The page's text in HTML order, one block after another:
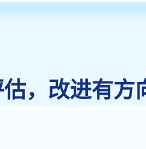
，改进有方